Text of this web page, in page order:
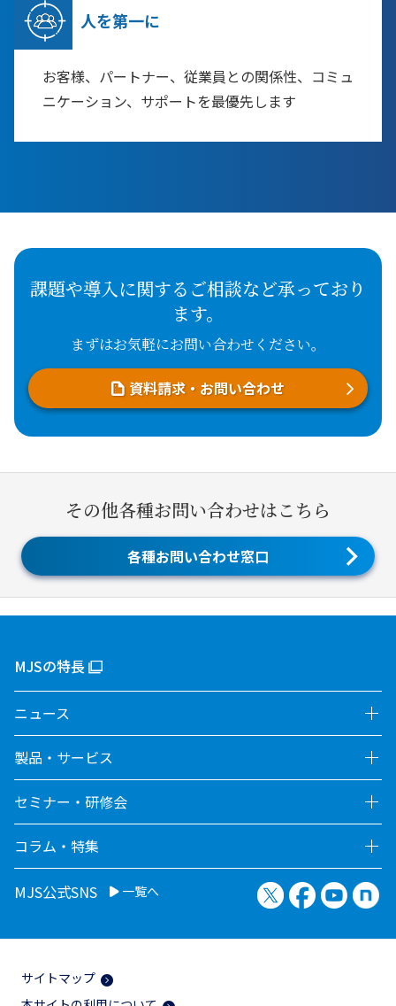
人を第一に
お客様、パートナー、従業員との関係性、コミュ
ニケーション、サポートを最優先します
課題や導入に関するご相談など承っており
ます。
まずはお気軽にお問い合わせください。
資料請求・お問い合わせ
その他各種お問い合わせはこちら
各種お問い合わせ窓口
MJSの特長
ニュース
製品・サービス
セミナー・研修会
コラム・特集
MJS公式SNS 一覧へ X（旧Twitter）
Facebook
サイトマップ